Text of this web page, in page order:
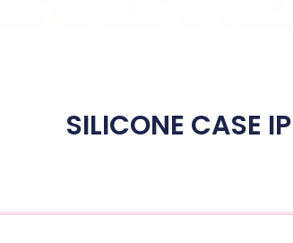
SILICONE CASE